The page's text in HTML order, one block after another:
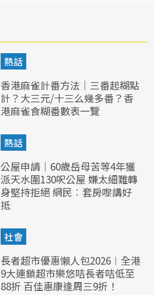
熱話
香港麻雀計番方法｜三番起糊點
計？大三元/十三么幾多番？香
港麻雀食糊番數表一覽
熱話
公屋申請｜60歲岳母苦等4年獲
派天水圍130呎公屋 嫌太細難轉
身堅持拒絕 網民︰套房嚟講好
抵
社會
長者超市優惠懶人包2026︱全港
9大連鎖超市樂悠咭長者咭低至
88折 百佳惠康逢周三9折！